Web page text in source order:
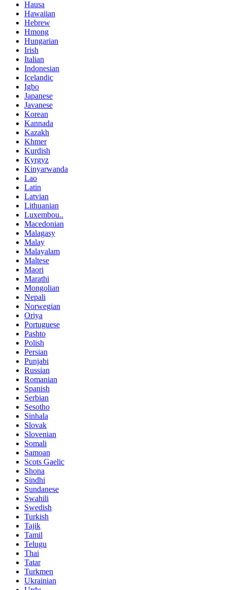
Hausa
Hawaiian
Hebrew
Hmong
Hungarian
Irish
Italian
Indonesian
Icelandic
Igbo
Japanese
Javanese
Korean
Kannada
Kazakh
Khmer
Kurdish
Kyrgyz
Kinyarwanda
Lao
Latin
Latvian
Lithuanian
Luxembou..
Macedonian
Malagasy
Malay
Malayalam
Maltese
Maori
Marathi
Mongolian
Nepali
Norwegian
Oriya
Portuguese
Pashto
Polish
Persian
Punjabi
Russian
Romanian
Spanish
Serbian
Sesotho
Sinhala
Slovak
Slovenian
Somali
Samoan
Scots Gaelic
Shona
Sindhi
Sundanese
Swahili
Swedish
Turkish
Tajik
Tamil
Telugu
Thai
Tatar
Turkmen
Ukrainian